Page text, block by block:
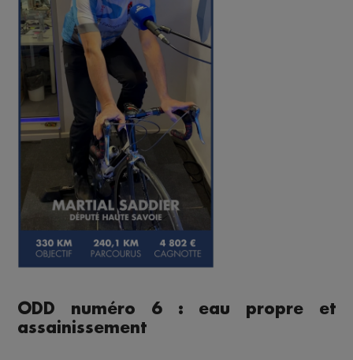
ODD numéro 6 : eau propre et
assainissement